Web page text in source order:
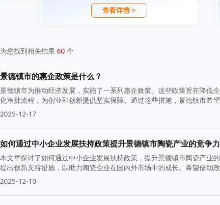
查看详情 >
为您找到相关结果 60 个
景德镇市的惠企政策是什么？
景德镇市为推动经济发展，实施了一系列惠企政策。这些政策旨在降低
化审批流程，为创业和创新提供坚实保障。通过这些措施，景德镇市希
2025-12-17
如何通过中小企业发展扶持政策提升景德镇市陶瓷产业的竞争
本文章探讨了如何通过中小企业发展扶持政策，提升景德镇市陶瓷产业
提出创新支持措施，以助力陶瓷企业在国内外市场中的成长。希望借助
2025-12-10